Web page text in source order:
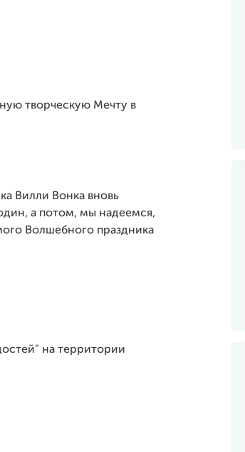
творческую Мечту в
Вилли Вонка вновь
а потом, мы надеемся,
Волшебного праздника
на территории